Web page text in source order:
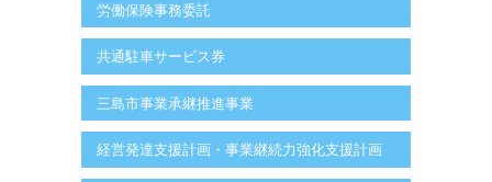
労働保険事務委託
共通駐車サービス券
三島市事業承継推進事業
経営発達支援計画・事業継続力強化支援計画